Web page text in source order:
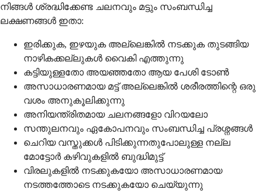
നിങ്ങൾ ശ്രദ്ധിക്കേണ്ട ചലനവും മട്ടും സംബന്ധിച്ച
ലക്ഷണങ്ങൾ ഇതാ:
ഇരിക്കുക, ഇഴയുക അല്ലെങ്കിൽ നടക്കുക തുടങ്ങിയ
നാഴികക്കല്ലുകൾ വൈകി എത്തുന്നു
കട്ടിയുള്ളതോ അയഞ്ഞതോ ആയ പേശി ടോൺ
അസാധാരണമായ മട്ട് അല്ലെങ്കിൽ ശരീരത്തിന്റെ ഒരു
വശം അനുകൂലിക്കുന്നു
അനിയന്ത്രിതമായ ചലനങ്ങളോ വിറയലോ
സന്തുലനവും ഏകോപനവും സംബന്ധിച്ച പ്രശ്നങ്ങൾ
ചെറിയ വസ്തുക്കൾ പിടിക്കുന്നതുപോലുള്ള നല്ല
മോട്ടോർ കഴിവുകളിൽ ബുദ്ധിമുട്ട്
വിരലുകളിൽ നടക്കുകയോ അസാധാരണമായ
നടത്തത്തോടെ നടക്കുകയോ ചെയ്യുന്നു